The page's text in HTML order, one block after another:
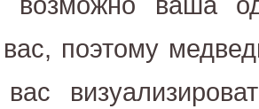
поэтому